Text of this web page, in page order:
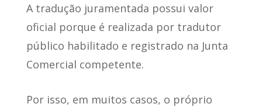
A tradução juramentada possui valor
oficial porque é realizada por tradutor
público habilitado e registrado na Junta
Comercial competente.
Por isso, em muitos casos, o próprio